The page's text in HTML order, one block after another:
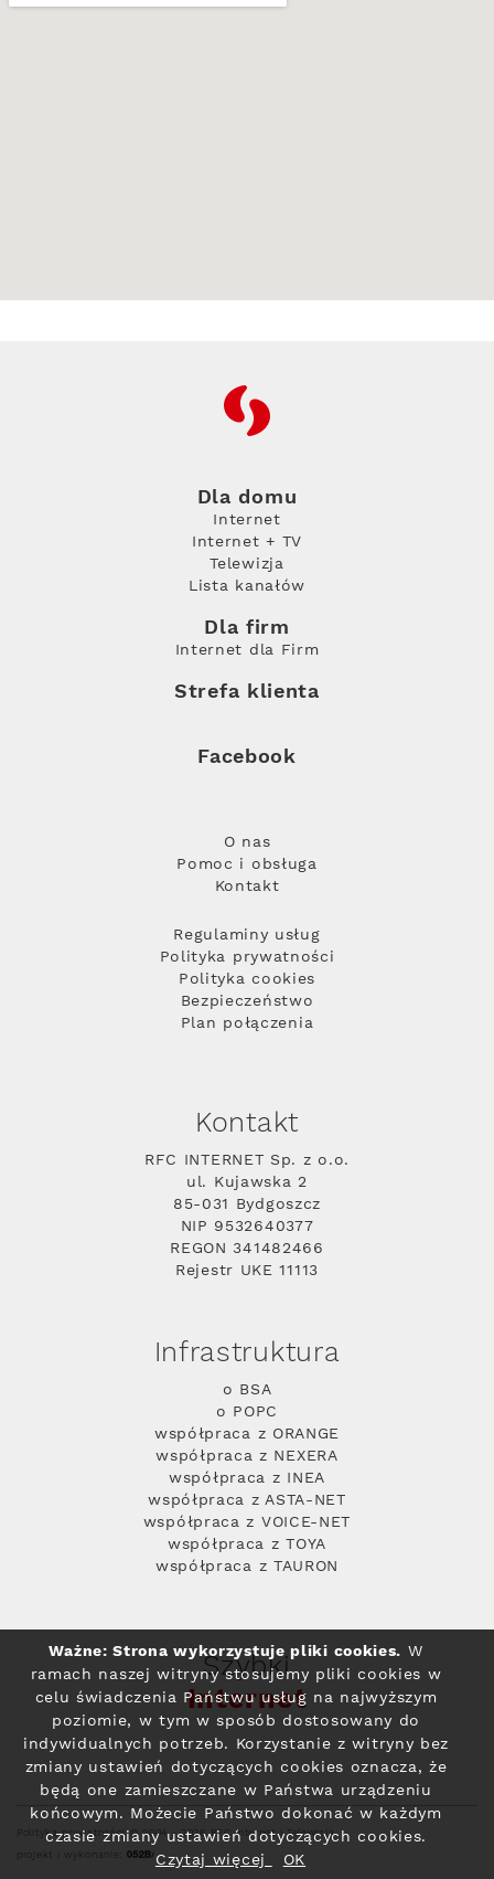
RFC
Dla domu
Internet
Internet + TV
Telewizja
Lista kanałów
Dla firm
Internet dla Firm
Strefa klienta
Facebook
O nas
Pomoc i obsługa
Kontakt
Regulaminy usług
Polityka prywatności
Polityka cookies
Bezpieczeństwo
Plan połączenia
Kontakt
RFC INTERNET Sp. z o.o.
ul. Kujawska 2
85-031 Bydgoszcz
NIP 9532640377
REGON 341482466
Rejestr UKE 11113
Infrastruktura
o BSA
o POPC
współpraca z ORANGE
współpraca z NEXERA
współpraca z INEA
współpraca z ASTA-NET
współpraca z VOICE-NET
współpraca z TOYA
współpraca z TAURON
Szybki
Internet
Polityka prywatności© 2004 - 2026 RFC Internet i Telewizja
projekt i wykonanie:
Ważne: Strona wykorzystuje pliki cookies. W
ramach naszej witryny stosujemy pliki cookies w
celu świadczenia Państwu usług na najwyższym
poziomie, w tym w sposób dostosowany do
indywidualnych potrzeb. Korzystanie z witryny bez
zmiany ustawień dotyczących cookies oznacza, że
będą one zamieszczane w Państwa urządzeniu
końcowym. Możecie Państwo dokonać w każdym
czasie zmiany ustawień dotyczących cookies.
Czytaj więcej
OK